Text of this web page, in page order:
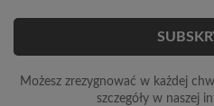
Możesz zrezygnować w każdej
szczegóły w naszej